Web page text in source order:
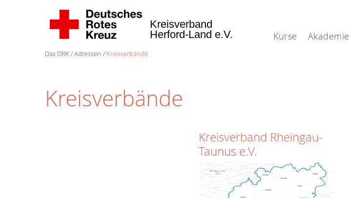
Kurse Akademie
Kreisverband
Herford-Land e.V.
Das DRK Adressen Kreisverbände
Kreisverbände
Kreisverband Rheingau-
Taunus e.V.